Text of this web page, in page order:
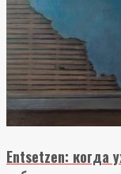
Entsetzen: когда